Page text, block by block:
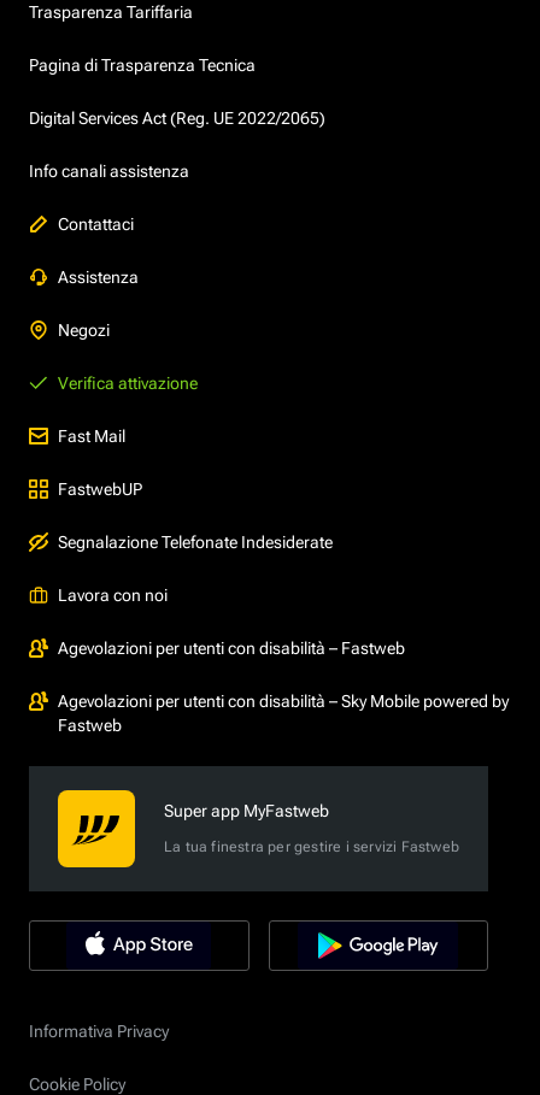
Trasparenza Tariffaria
Pagina di Trasparenza Tecnica
Digital Services Act (Reg. UE 2022/2065)
Info canali assistenza
Contattaci
Assistenza
Negozi
Verifica attivazione
Fast Mail
FastwebUP
Segnalazione Telefonate Indesiderate
Lavora con noi
Agevolazioni per utenti con disabilità – Fastweb
Agevolazioni per utenti con disabilità – Sky Mobile powered by
Fastweb
Super app MyFastweb
La tua finestra per gestire i servizi Fastweb
Informativa Privacy
Cookie Policy